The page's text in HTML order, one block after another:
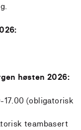
høsten 2026:
17.00 (obligatorisk
teambasert